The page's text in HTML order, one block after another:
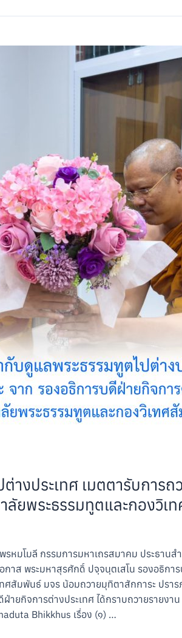
งประเทศ เมตตารับการ
ลัยพระธรรมทูตและกองวิเ
มโมลี กรรมการมหาเถรสมาคม ประธานส
าส พระมหาสุรศักดิ์ ปจฺจนฺตเสโน รองอธิก
ทศสัมพันธ์ มจร น้อมถวายมุทิตาสักการะ ป
ยกิจการต่างประเทศ ได้กราบถวายรายง
Bhikkhus เรื่อง (๑) …